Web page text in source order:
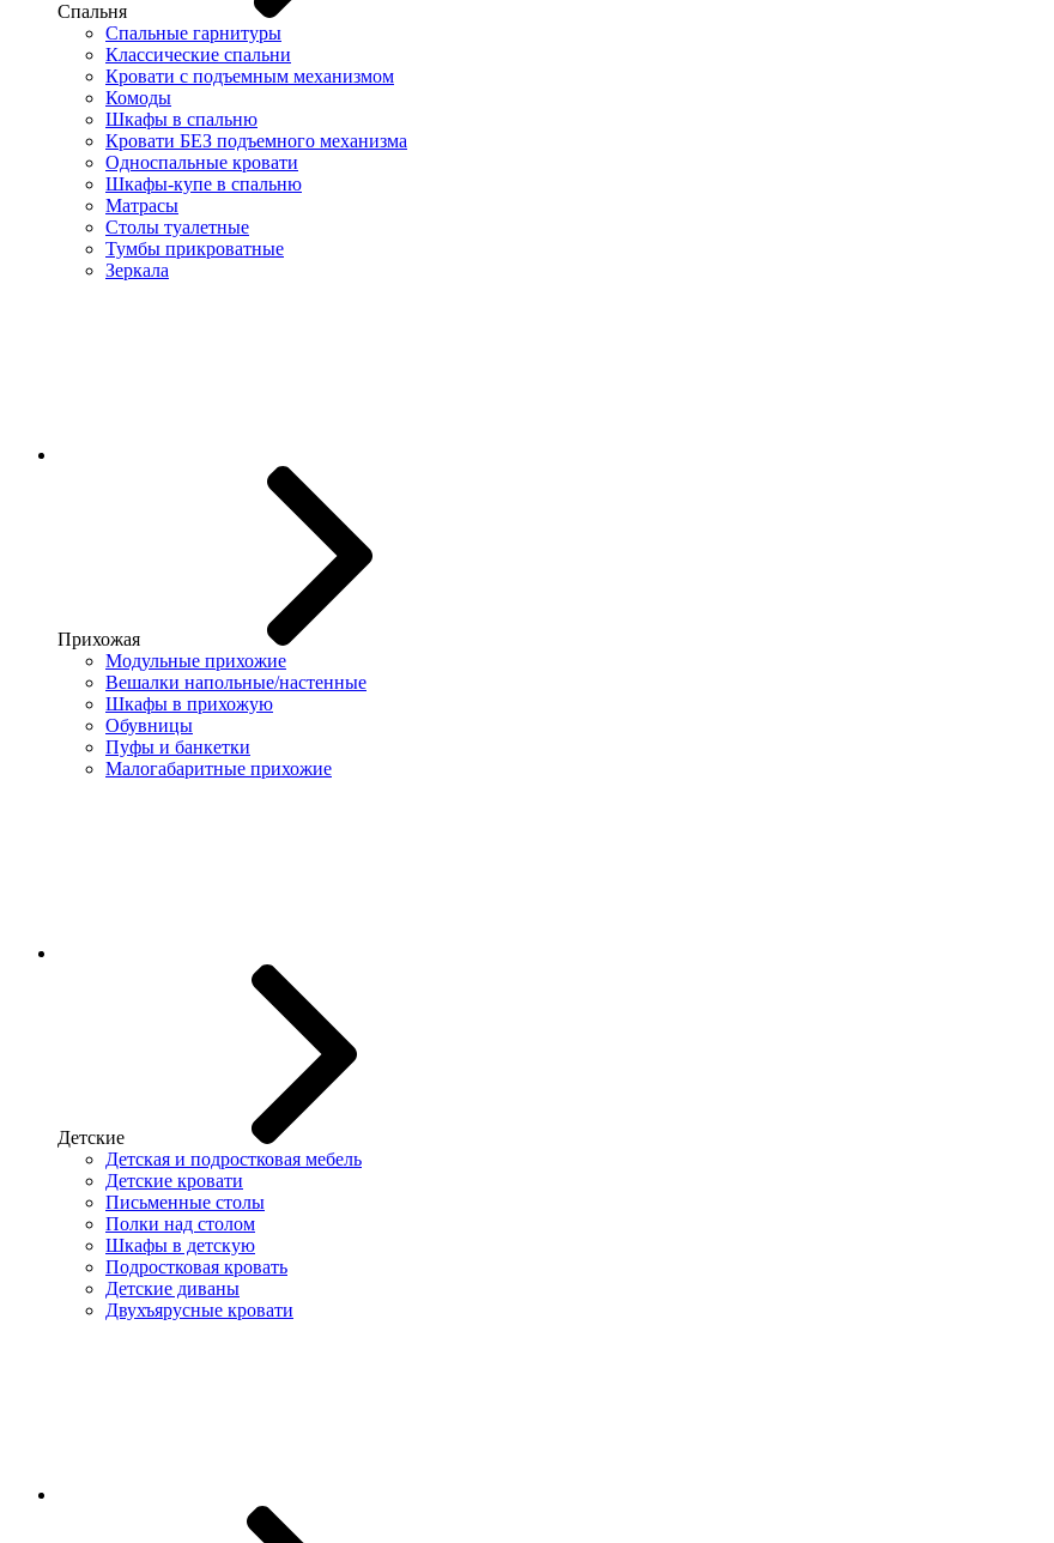
Спальня
Спальные гарнитуры
Классические спальни
Кровати с подъемным механизмом
Комоды
Шкафы в спальню
Кровати БЕЗ подъемного механизма
Односпальные кровати
Шкафы-купе в спальню
Матрасы
Столы туалетные
Тумбы прикроватные
Зеркала
Прихожая
Модульные прихожие
Вешалки напольные/настенные
Шкафы в прихожую
Обувницы
Пуфы и банкетки
Малогабаритные прихожие
Детские
Детская и подростковая мебель
Детские кровати
Письменные столы
Полки над столом
Шкафы в детскую
Подростковая кровать
Детские диваны
Двухъярусные кровати